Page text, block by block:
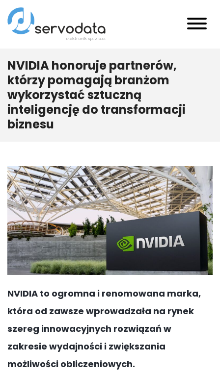
NVIDIA honoruje partnerów,
którzy pomagają branżom
wykorzystać sztuczną
inteligencję do transformacji
biznesu
NVIDIA to ogromna i renomowana marka,
która od zawsze wprowadzała na rynek
szereg innowacyjnych rozwiązań w
zakresie wydajności i zwiększania
możliwości obliczeniowych.